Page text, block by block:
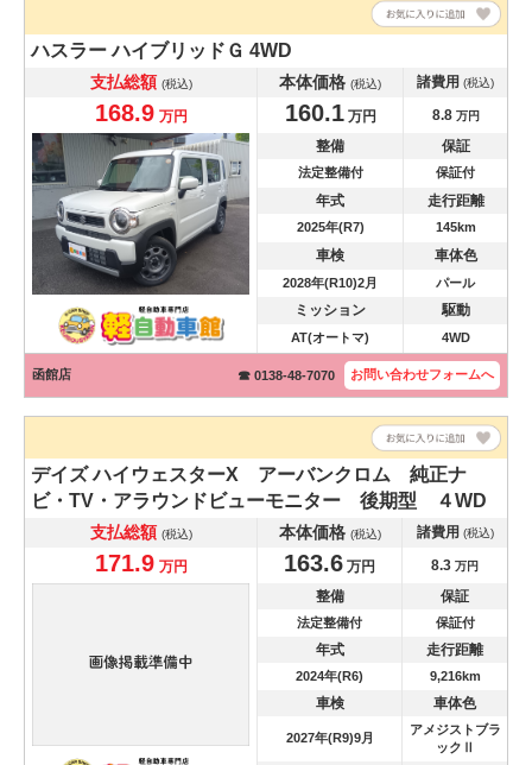
ハスラーハイブリッドＧ 4WD
支払総額 (税込) 本体価格 (税込) 諸費用 (税込)
168.9 万円 160.1万円 8.8万円
整備 保証
法定整備付 保証付
年式 走行距離
2025年(R7) 145km
車検 車体色
2028年(R10)2月 パール
ミッション 駆動
AT(オートマ) 4WD
函館店 ☎ 0138-48-7070 お問い合わせフォームへ
デイズハイウェスターX アーバンクロム 純正ナ
ビ・TV・アラウンドビューモニター 後期型 ４WD
支払総額 (税込) 本体価格 (税込) 諸費用 (税込)
171.9 万円 163.6 万円 8.3 万円
整備 保証
法定整備付 保証付
年式 走行距離
2024年(R6) 9,216km
車検 車体色
2027年(R9)9月
アメジストブラ
ックⅡ